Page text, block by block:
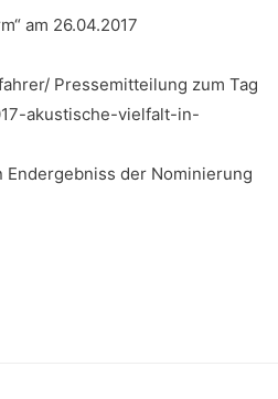
am 26.04.2017
Pressemitteilung zum Tag
akustische-vielfalt-in-
der Nominierung